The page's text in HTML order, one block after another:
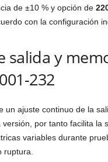
de ±10 % y opción de
con la configuración
salida y
232
un ajuste continuo de la
versión, por tanto facilita la
variables durante
ruptura.